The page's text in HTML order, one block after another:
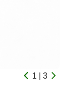
1 | 3